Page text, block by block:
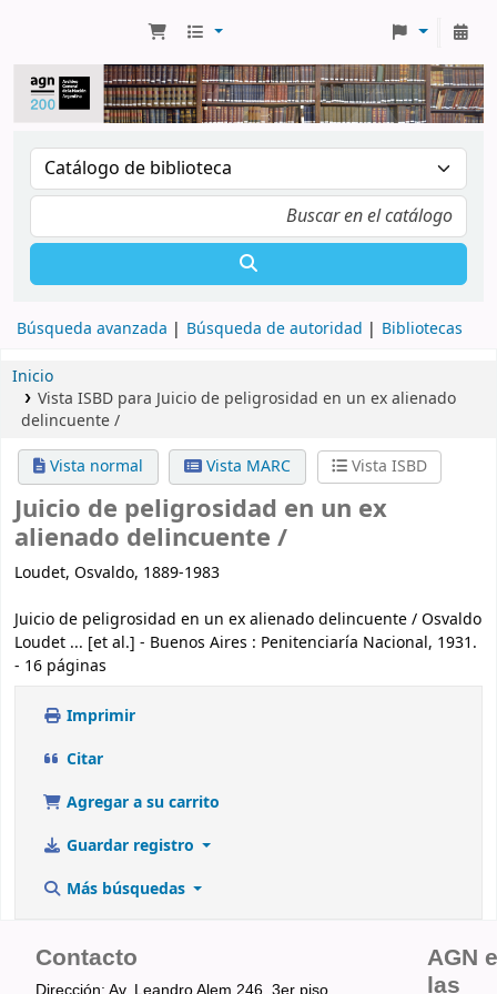
Búsqueda avanzada Búsqueda de autoridad Bibliotecas
Inicio
Vista ISBD para Juicio de peligrosidad en un ex alienado
delincuente /
Vista normal
Vista MARC Vista ISBD
Juicio de peligrosidad en un ex
alienado delincuente /
Loudet, Osvaldo, 1889-1983
Juicio de peligrosidad en un ex alienado delincuente / Osvaldo
Loudet ... [et al.] - Buenos Aires : Penitenciaría Nacional, 1931.
- 16 páginas
Imprimir
Citar
Agregar a su carrito
Guardar registro
Más búsquedas
Contacto
Dirección: Av. Leandro Alem 246, 3er piso
AGN
las